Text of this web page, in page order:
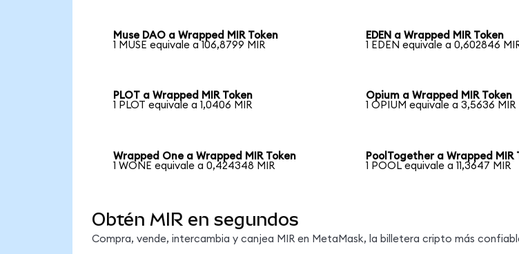
Muse DAO a Wrapped MIR Token
1 MUSE equivale a 106,8799 MIR
EDEN a Wrapped MIR Token
1 EDEN equivale a 0,602846
PLOT a Wrapped MIR Token
1 PLOT equivale a 1,0406 MIR
Opium a Wrapped MIR Token
1 OPIUM equivale a 3,5636 MIR
Wrapped One a Wrapped MIR Token
1 WONE equivale a 0,424348 MIR
PoolTogether a Wrapped MIR
1 POOL equivale a 11,3647 MIR
Obtén MIR en segundos
Compra, vende, intercambia y canjea MIR en MetaMask, la billetera cripto más